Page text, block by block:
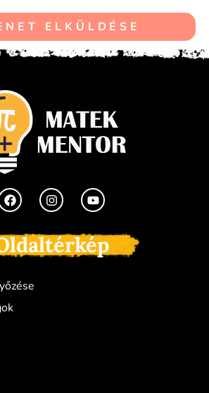
ELKÜLDÉSE